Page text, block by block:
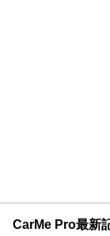
CarMe Pro最新